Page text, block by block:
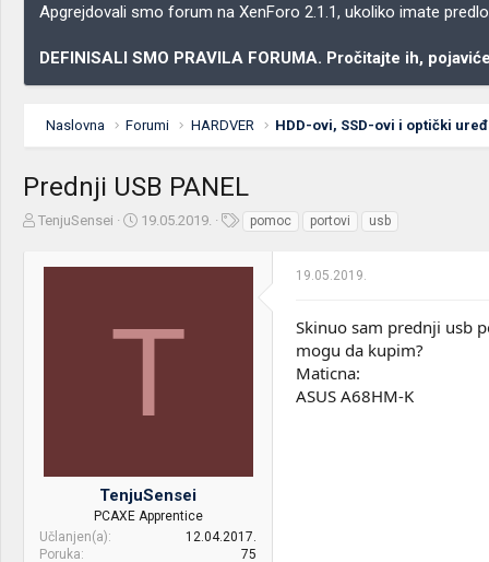
Apgrejdovali smo forum na XenForo 2.1.1, ukoliko imate
DEFINISALI SMO PRAVILA FORUMA. Pročitajte ih,
Naslovna Forumi HARDVER HDD-ovi, SSD-ovi i optički
Prednji USB PANEL
Z
TenjuSensei
D
o
t
j
a
19.05.2019. pomoc portovi usb
T
TenjuSensei
PCAXE Apprentice
Učlanjen(a)
12.04.2017.
Poruka
75
19.05.2019.
Skinuo sam prednji usb
mogu da kupim?
Maticna:
ASUS A68HM-K